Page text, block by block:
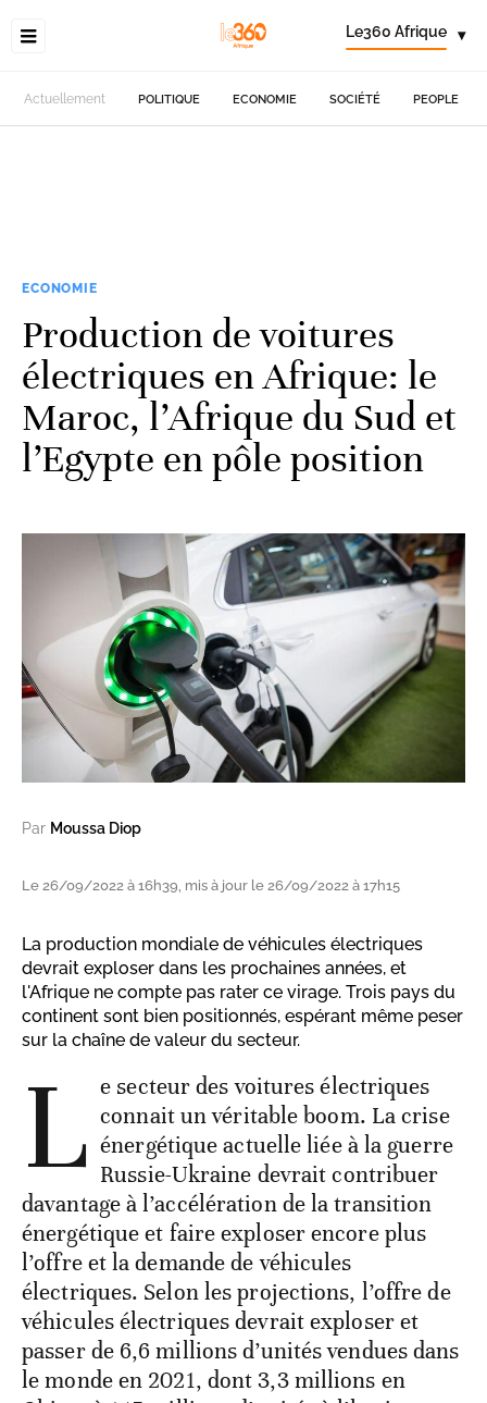
Le360 Afrique ▾
Actuellement POLITIQUE ECONOMIE SOCIÉTÉ PEOPLE
ECONOMIE
Production de voitures
électriques en Afrique: le
Maroc, l’Afrique du Sud et
l’Egypte en pôle position
Par Moussa Diop
Le 26/09/2022 à 16h39, mis à jour le 26/09/2022 à 17h15
La production mondiale de véhicules électriques
devrait exploser dans les prochaines années, et
l'Afrique ne compte pas rater ce virage. Trois pays du
continent sont bien positionnés, espérant même peser
sur la chaîne de valeur du secteur.
L e secteur des voitures électriques
connait un véritable boom. La crise
énergétique actuelle liée à la guerre
Russie-Ukraine devrait contribuer
davantage à l’accélération de la transition
énergétique et faire exploser encore plus
l’offre et la demande de véhicules
électriques. Selon les projections, l’offre de
véhicules électriques devrait exploser et
passer de 6,6 millions d’unités vendues dans
le monde en 2021, dont 3,3 millions en